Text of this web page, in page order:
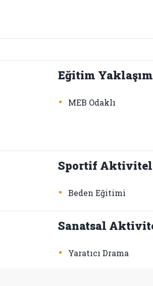
Eğitim
• MEB Odaklı
Sportif
• Beden Eğitimi
Sanatsal
• Yaratıcı Drama